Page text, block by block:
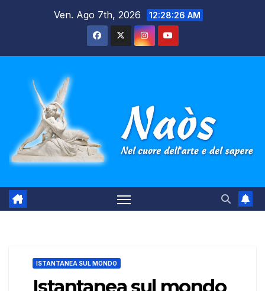
Ven. Ago 7th, 2026 12:28:27 AM
ISTANTANEA SUL MONDO